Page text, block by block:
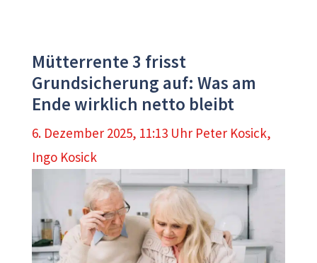
Mütterrente 3 frisst
Grundsicherung auf: Was am
Ende wirklich netto bleibt
6. Dezember 2025, 11:13 Uhr Peter Kosick,
Ingo Kosick